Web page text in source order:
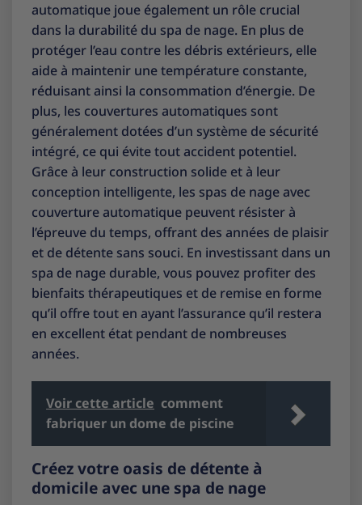
automatique joue également un rôle crucial
dans la durabilité du spa de nage. En plus de
protéger l’eau contre les débris extérieurs, elle
aide à maintenir une température constante,
réduisant ainsi la consommation d’énergie. De
plus, les couvertures automatiques sont
généralement dotées d’un système de sécurité
intégré, ce qui évite tout accident potentiel.
Grâce à leur construction solide et à leur
conception intelligente, les spas de nage avec
couverture automatique peuvent résister à
l’épreuve du temps, offrant des années de plaisir
et de détente sans souci. En investissant dans un
spa de nage durable, vous pouvez profiter des
bienfaits thérapeutiques et de remise en forme
qu’il offre tout en ayant l’assurance qu’il restera
en excellent état pendant de nombreuses
années.
Voir cette article comment
fabriquer un dome de piscine
Créez votre oasis de détente à
domicile avec une spa de nage